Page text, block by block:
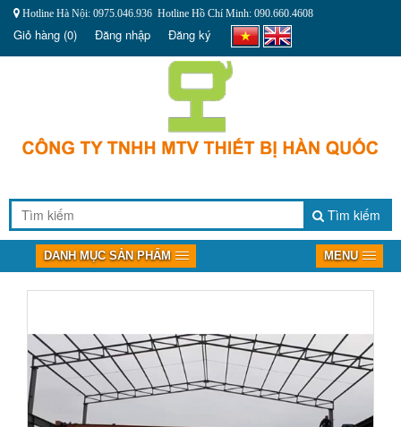
Hotline Hà Nội: 0975.046.936 Hotline Hồ Chí Minh: 090.660.4608
Giỏ hàng (0) Đăng nhập Đăng ký
Tìm kiếm
DANH MỤC SẢN PHẨM MENU